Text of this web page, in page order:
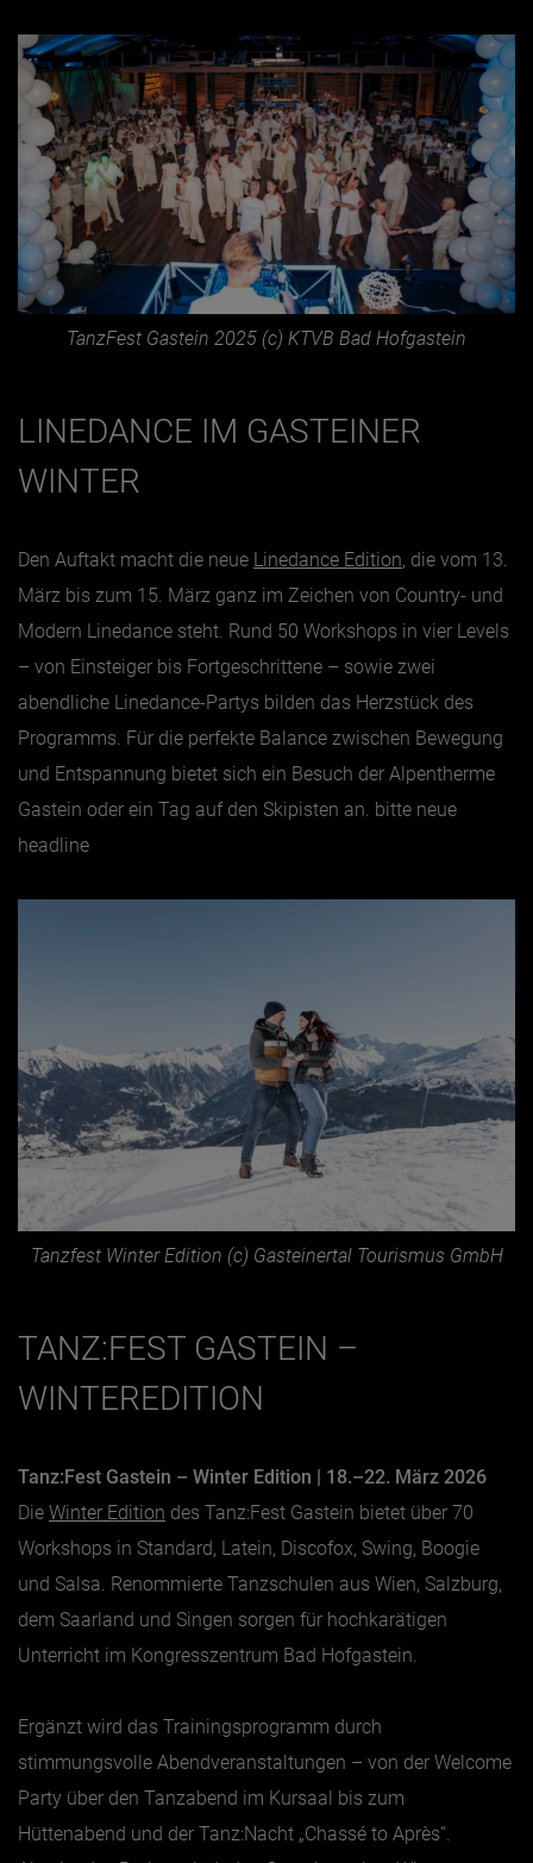
Juli
August
September
Oktober
November
Dezember
TanzFest Gastein 2025 (c) KTVB Bad Hofgastein
LINEDANCE IM GASTEINER
WINTER
Den Auftakt macht die neue Linedance Edition, die vom 13.
März bis zum 15. März ganz im Zeichen von Country- und
Modern Linedance steht. Rund 50 Workshops in vier Levels
– von Einsteiger bis Fortgeschrittene – sowie zwei
abendliche Linedance-Partys bilden das Herzstück des
Programms. Für die perfekte Balance zwischen Bewegung
und Entspannung bietet sich ein Besuch der Alpentherme
Gastein oder ein Tag auf den Skipisten an. bitte neue
headline
Tanzfest Winter Edition (c) Gasteinertal Tourismus GmbH
TANZ:FEST GASTEIN –
WINTEREDITION
Tanz:Fest Gastein – Winter Edition | 18.–22. März 2026
Die Winter Edition des Tanz:Fest Gastein bietet über 70
Workshops in Standard, Latein, Discofox, Swing, Boogie
und Salsa. Renommierte Tanzschulen aus Wien, Salzburg,
dem Saarland und Singen sorgen für hochkarätigen
Unterricht im Kongresszentrum Bad Hofgastein.
Ergänzt wird das Trainingsprogramm durch
stimmungsvolle Abendveranstaltungen – von der Welcome
Party über den Tanzabend im Kursaal bis zum
Hüttenabend und der Tanz:Nacht „Chassé to Après“.